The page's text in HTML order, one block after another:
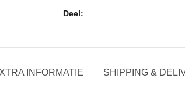
Deel
INFORMATIE SHIPPING &